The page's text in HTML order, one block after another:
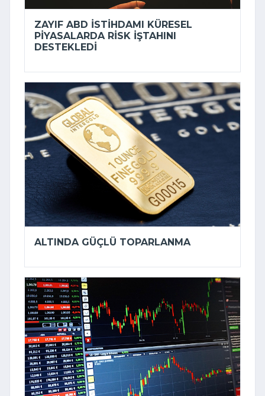
ZAYIF ABD ISTIHDAMI KÜRESEL
PIYASALARDA RISK IŞTAHINI
DESTEKLEDI
ALTINDA GÜÇLÜ TOPARLANMA